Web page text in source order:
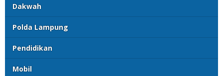
Dakwah
Polda Lampung
Pendidikan
Mobil